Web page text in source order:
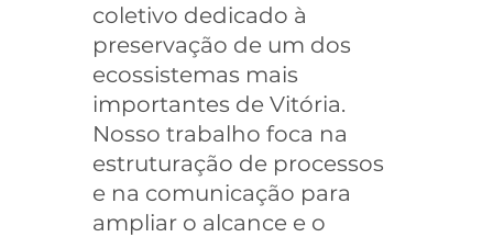
coletivo dedicado à
preservação de um dos
ecossistemas mais
importantes de Vitória.
Nosso trabalho foca na
estruturação de processos
e na comunicação para
ampliar o alcance e o